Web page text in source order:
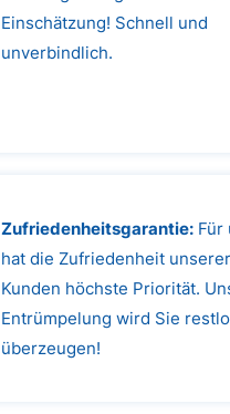
Einschätzung! Schnell und
unverbindlich.
Zufriedenheitsgarantie:Für
hat die Zufriedenheit unserer
Kunden höchste Priorität.
Entrümpelung wird Sie
überzeugen!